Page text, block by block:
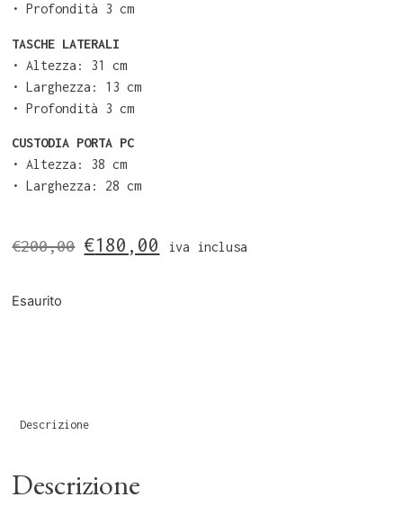
•⁠ ⁠Profondità 3 cm
TASCHE LATERALI
•⁠ ⁠Altezza: 31 cm
•⁠ ⁠Larghezza: 13 cm
•⁠ ⁠Profondità 3 cm
CUSTODIA PORTA PC
•⁠ ⁠Altezza: 38 cm
•⁠ ⁠Larghezza: 28 cm
€200,00 €180,00 iva inclusa
Esaurito
Descrizione
Descrizione